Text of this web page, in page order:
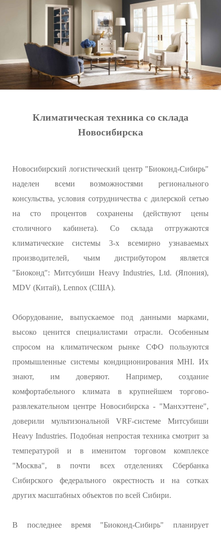
Климатическая техника со склада
Новосибирска
Новосибирский логистический центр "Биоконд-Сибирь"
наделен всеми возможностями регионального
консульства, условия сотрудничества с дилерской сетью
на сто процентов сохранены (действуют цены
столичного кабинета). Со склада отгружаются
климатические системы 3-х всемирно узнаваемых
производителей, чьим дистрибутором является
"Биоконд": Митсубиши Heavy Industries, Ltd. (Япония),
MDV (Китай), Lennox (США).
Оборудование, выпускаемое под данными марками,
высоко ценится специалистами отрасли. Особенным
спросом на климатическом рынке СФО пользуются
промышленные системы кондиционирования MHI. Их
знают, им доверяют. Например, создание
комфортабельного климата в крупнейшем торгово-
развлекательном центре Новосибирска - "Манхэттене",
доверили мультизональной VRF-системе Митсубиши
Heavy Industries. Подобная непростая техника смотрит за
температурой и в именитом торговом комплексе
"Москва", в почти всех отделениях Сбербанка
Сибирского федерального окрестность и на сотках
других масштабных объектов по всей Сибири.
В последнее время "Биоконд-Сибирь" планирует